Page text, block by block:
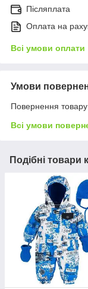
Післяплата
Оплата на
Всі умови оплати
Умови
Повернення
Всі умови
Подібні товари